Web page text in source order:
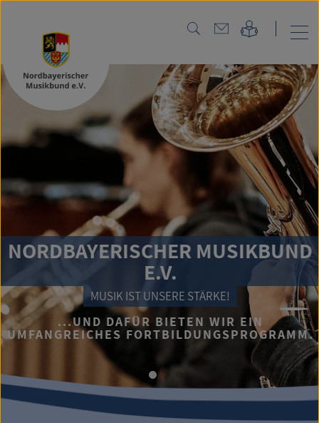
NORDBAYERISCHER MUSIKBUND
E.V.
MUSIK IST UNSERE STÄRKE!
...UND DAFÜR BIETEN WIR EIN
UMFANGREICHES FORTBILDUNGSPROGRAMM.